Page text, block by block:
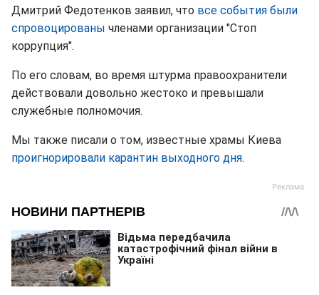
Дмитрий Федотенков заявил, что все события были
спровоцированы членами организации "Стоп
коррупция".
По его словам, во время штурма правоохранители
действовали довольно жестоко и превышали
служебные полномочия.
Мы также писали о том, известные храмы Киева
проигнорировали карантин выходного дня.